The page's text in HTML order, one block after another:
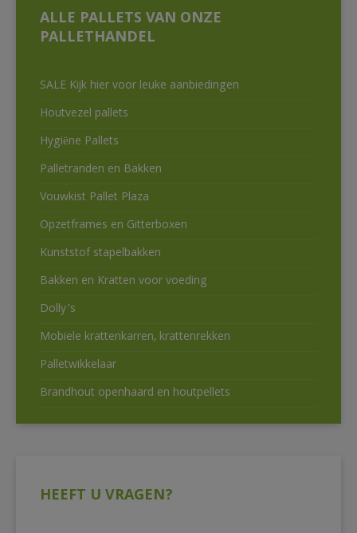
ALLE PALLETS VAN ONZE
PALLETHANDEL
SALE Kijk hier voor leuke aanbiedingen
Houtvezel pallets
Hygiëne Pallets
Palletranden en Bakken
Vouwkist Pallet Plaza
Opzetframes en Gitterboxen
Kunststof stapelbakken
Bakken en Kratten voor voeding
Dolly’s
Mobiele krattenkarren, krattenrekken
Palletwikkelaar
Brandhout openhaard en houtpellets
HEEFT U VRAGEN?